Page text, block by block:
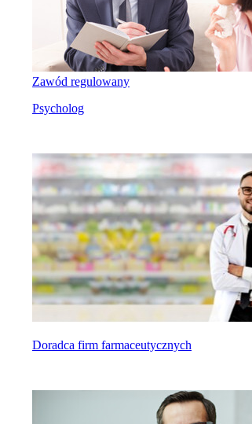
Zawód regulowany
Psycholog
Doradca firm farmaceutycznych